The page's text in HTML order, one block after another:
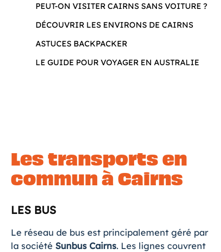
PEUT-ON VISITER CAIRNS SANS VOITURE ?
DÉCOUVRIR LES ENVIRONS DE CAIRNS
ASTUCES BACKPACKER
LE GUIDE POUR VOYAGER EN AUSTRALIE
Les transports en
commun à Cairns
LES BUS
Le réseau de bus est principalement géré par
la société Sunbus Cairns. Les lignes couvrent